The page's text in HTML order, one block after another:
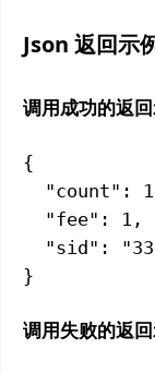
Json 返回示
调用成功的返回
{
"count":
  "fee": 1,
"sid":
}
调用失败的返回